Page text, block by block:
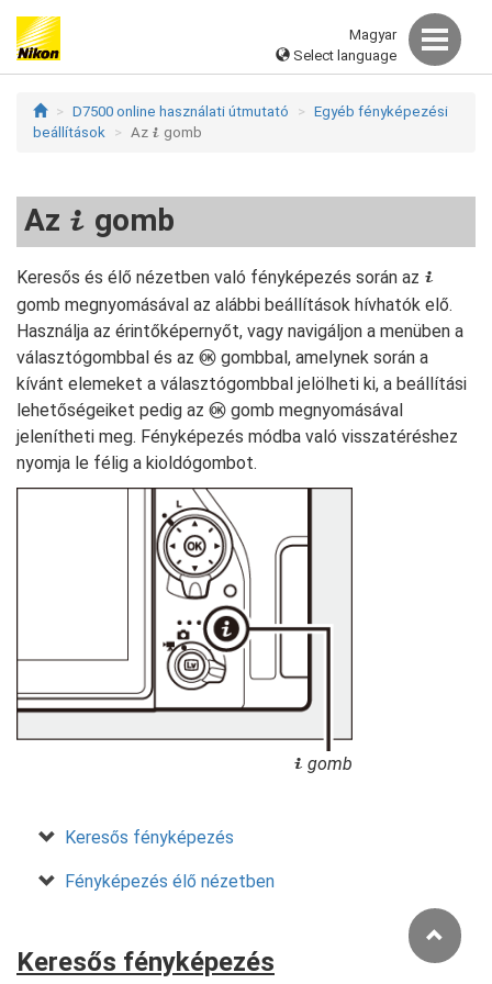
Magyar
Select language
D7500 online használati útmutató
Egyéb fényképezési
beállítások
Az i gomb
Az i gomb
Keresős és élő nézetben való fényképezés során az i
gomb megnyomásával az alábbi beállítások hívhatók elő.
Használja az érintőképernyőt, vagy navigáljon a menüben a
választógombbal és az J gombbal, amelynek során a
kívánt elemeket a választógombbal jelölheti ki, a beállítási
lehetőségeiket pedig az J gomb megnyomásával
jelenítheti meg. Fényképezés módba való visszatéréshez
nyomja le félig a kioldógombot.
i gomb
Keresős fényképezés
Fényképezés élő nézetben
Keresős fényképezés